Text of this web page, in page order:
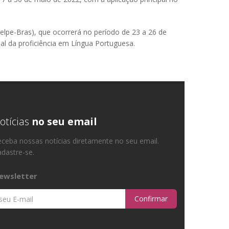
Bras), que ocorrerá no período de 23 a 26 de
da proficiência em Língua Portuguesa.
no seu email
nossas notícias diretamente no seu email.
se.
Confirmar